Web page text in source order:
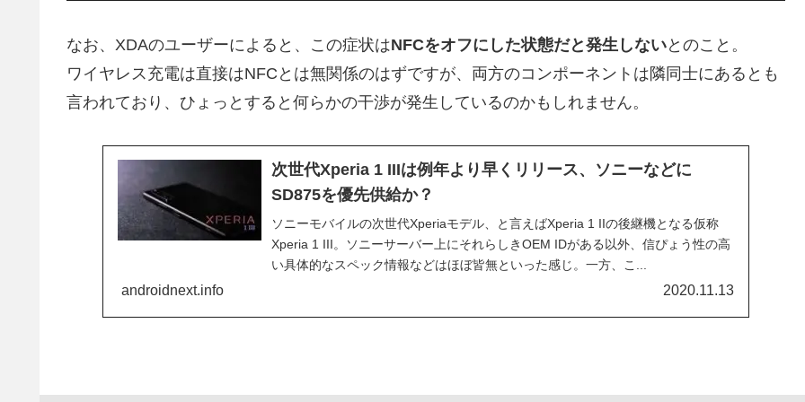
なお、XDAのユーザーによると、この症状はNFCをオフにした状態だと発生しないとのこと。
ワイヤレス充電は直接はNFCとは無関係のはずですが、両方のコンポーネントは隣同士にあるとも
言われており、ひょっとすると何らかの干渉が発生しているのかもしれません。
次世代Xperia 1 IIIは例年より早くリリース、ソニーなどに
SD875を優先供給か？
ソニーモバイルの次世代Xperiaモデル、と言えばXperia 1 IIの後継機となる仮称
Xperia 1 III。ソニーサーバー上にそれらしきOEM IDがある以外、信ぴょう性の高
い具体的なスペック情報などはほぼ皆無といった感じ。一方、こ...
androidnext.info 2020.11.13